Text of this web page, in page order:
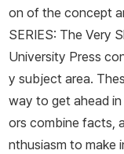
on of the concept
SERIES: The Very
University Press
y subject area.
way to get ahead
ors combine facts,
nthusiasm to make